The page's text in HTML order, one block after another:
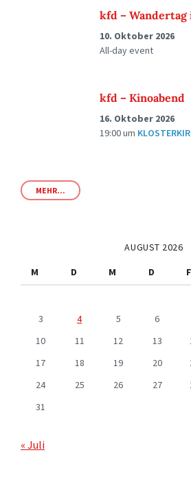
kfd –
10. Oktober 2026
All-day event
kfd – Kinoabend
16. Oktober 2026
19:00um
MEHR...
AUGUST 2026
M
D M D F
3
4 5 6
10
11 12 13
17
18 19 20
24
25 26 27
31
« Juli